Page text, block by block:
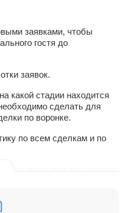
заявками, чтобы
гостя до
заявок.
какой стадии находится
сделать для
по воронке.
по всем сделкам и по
доступно на тарифах